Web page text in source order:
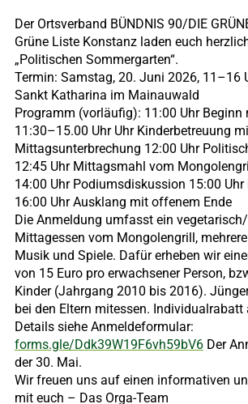
Der Ortsverband BÜNDNIS 90/DIE
Grüne Liste Konstanz laden euch
„Politischen Sommergarten“.
Termin: Samstag, 20. Juni 2026, 11–16
Sankt Katharina im Mainauwald
Programm (vorläufig): 11:00 Uhr Beginn
11:30–15.00 Uhr Uhr Kinderbetreuung
Mittagsunterbrechung 12:00 Uhr
12:45 Uhr Mittagsmahl vom
14:00 Uhr Podiumsdiskussion 15:00 Uhr
16:00 Uhr Ausklang mit offenem Ende
Die Anmeldung umfasst ein
Mittagessen vom Mongolengrill,
Musik und Spiele. Dafür erheben wir
von 15 Euro pro erwachsener Person,
Kinder (Jahrgang 2010 bis 2016).
bei den Eltern mitessen. Individualrabatt
Details siehe Anmeldeformular:
forms.gle/Ddk39W19F6vh59bV6Der
der 30. Mai.
Wir freuen uns auf einen informativen
mit euch – Das Orga-Team